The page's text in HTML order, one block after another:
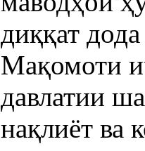
диққат
Мақомоти
давлатии
нақлиёт ва